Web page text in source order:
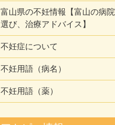
富山県の不妊情報【富山の病院
選び、治療アドバイス】
不妊症について
不妊用語（病名）
不妊用語（薬）